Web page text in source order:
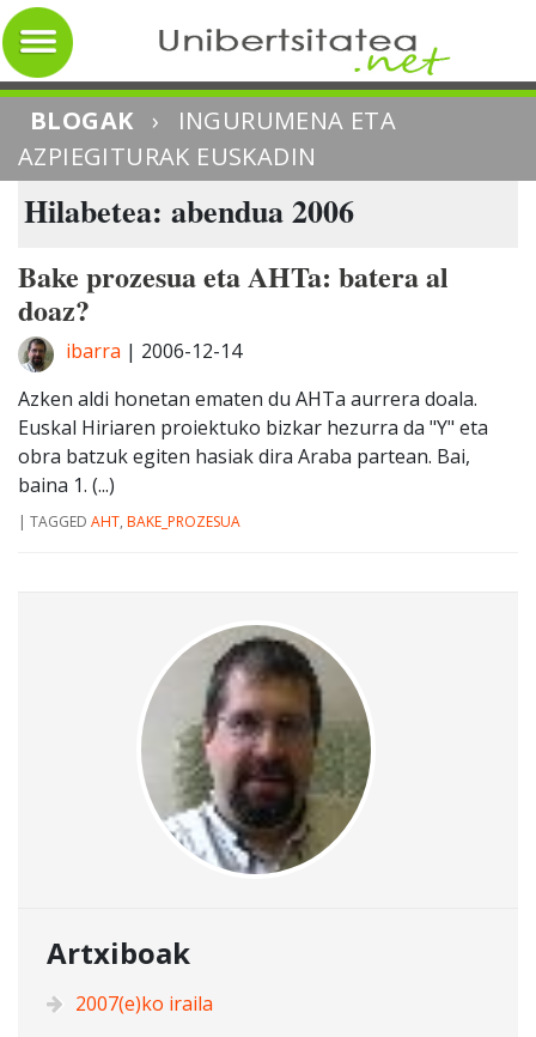
BLOGAK ›
INGURUMENA ETA
AZPIEGITURAK EUSKADIN
Hilabetea: abendua 2006
Bake prozesua eta AHTa: batera al
doaz?
ibarra | 2006-12-14
Azken aldi honetan ematen du AHTa aurrera doala.
Euskal Hiriaren proiektuko bizkar hezurra da "Y" eta
obra batzuk egiten hasiak dira Araba partean. Bai,
baina 1. (...)
| TAGGED AHT, BAKE_PROZESUA
Artxiboak
2007(e)ko iraila